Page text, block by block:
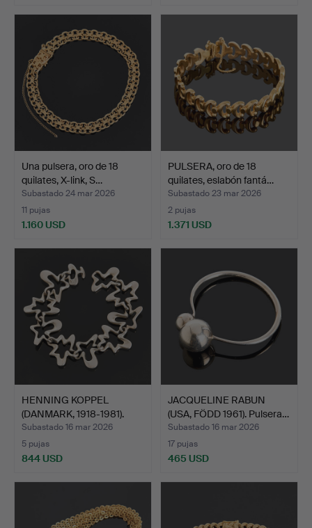
Una pulsera, oro de 18
quilates, X-link, S…
Subastado 24 mar 2026
11 pujas
1.160 USD
PULSERA, oro de 18
quilates, eslabón fantá…
Subastado 23 mar 2026
2 pujas
1.371 USD
HENNING KOPPEL
(DANMARK, 1918-1981).
Pulse…
Subastado 16 mar 2026
5 pujas
844 USD
JACQUELINE RABUN
(USA, FÖDD 1961). Pulsera…
Subastado 16 mar 2026
17 pujas
465 USD